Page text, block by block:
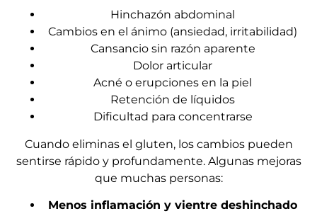
Hinchazón abdominal
Cambios en el ánimo (ansiedad, irritabilidad)
Cansancio sin razón aparente
Dolor articular
Acné o erupciones en la piel
Retención de líquidos
Dificultad para concentrarse
Cuando eliminas el gluten, los cambios pueden
sentirse rápido y profundamente. Algunas mejoras
que muchas personas:
Menos inflamación y vientre deshinchado